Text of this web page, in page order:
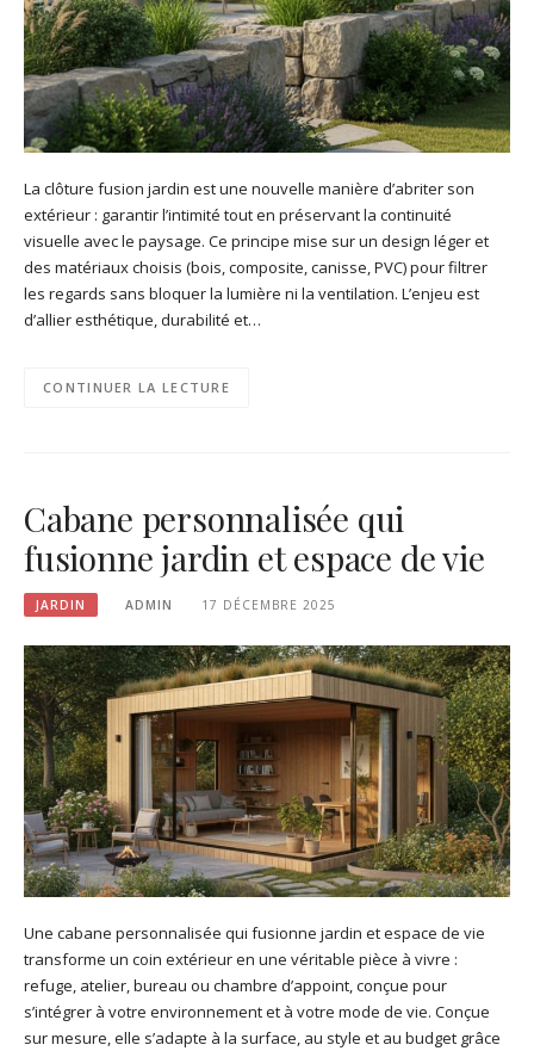
La clôture fusion jardin est une nouvelle manière d’abriter son
extérieur : garantir l’intimité tout en préservant la continuité
visuelle avec le paysage. Ce principe mise sur un design léger et
des matériaux choisis (bois, composite, canisse, PVC) pour filtrer
les regards sans bloquer la lumière ni la ventilation. L’enjeu est
d’allier esthétique, durabilité et…
CONTINUER LA LECTURE
Cabane personnalisée qui
fusionne jardin et espace de vie
JARDIN ADMIN 17 DÉCEMBRE 2025
Une cabane personnalisée qui fusionne jardin et espace de vie
transforme un coin extérieur en une véritable pièce à vivre :
refuge, atelier, bureau ou chambre d’appoint, conçue pour
s’intégrer à votre environnement et à votre mode de vie. Conçue
sur mesure, elle s’adapte à la surface, au style et au budget grâce